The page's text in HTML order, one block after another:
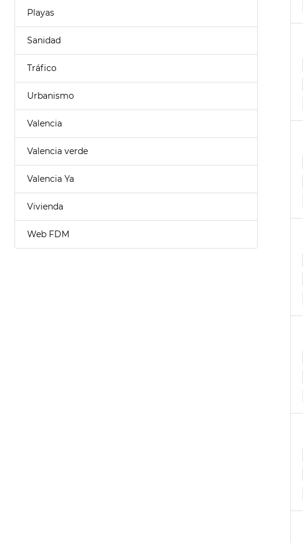
Playas
Sanidad
Tráfico
Urbanismo
Valencia
Valencia verde
Valencia Ya
Vivienda
Web FDM